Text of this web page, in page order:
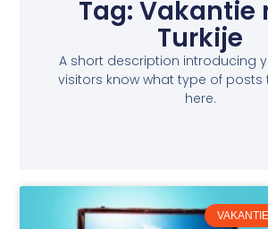
Tag: Vakantie
Turkije
A short description introducing
visitors know what type of posts
here.